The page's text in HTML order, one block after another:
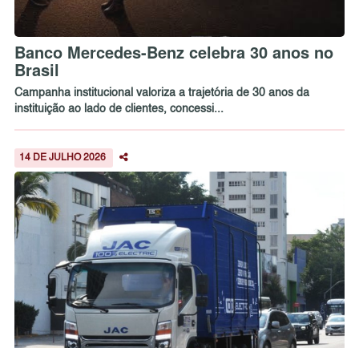
Banco Mercedes-Benz celebra 30 anos no
Brasil
Campanha institucional valoriza a trajetória de 30 anos da
instituição ao lado de clientes, concessi...
14 DE JULHO 2026